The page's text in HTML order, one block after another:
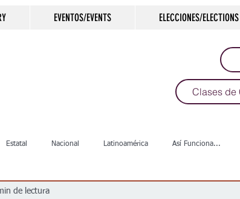
EVENTOS/EVENTS ELECCIONES/ELECTIONS
Clases de
Estatal Nacional Latinoamérica Así Funciona...
Arte & Cultura
de lectura